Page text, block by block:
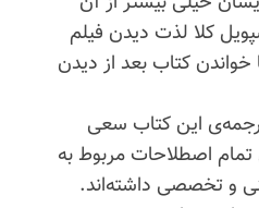
کلا لذت دیدن فیلم
خواندن کتاب بعد از دیدن
این کتاب سعی
اصطلاحات مربوط به
و تخصصی داشته‌اند.